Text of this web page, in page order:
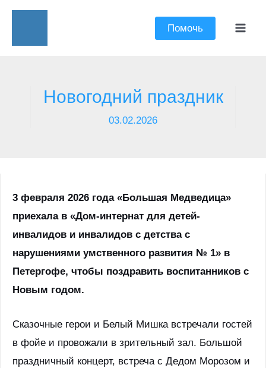
Перейти
содержимому
Помочь
Новогодний праздник
03.02.2026
3 февраля 2026 года «Большая Медведица»
приехала в «Дом-интернат для детей-
инвалидов и инвалидов с детства с
нарушениями умственного развития № 1» в
Петергофе, чтобы поздравить воспитанников с
Новым годом.
Сказочные герои и Белый Мишка встречали гостей
в фойе и провожали в зрительный зал. Большой
праздничный концерт, встреча с Дедом Морозом и